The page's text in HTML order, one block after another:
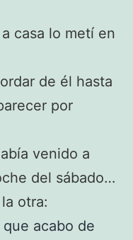
casa lo metí en
de él hasta
por
venido a
del sábado…
otra:
que acabo de